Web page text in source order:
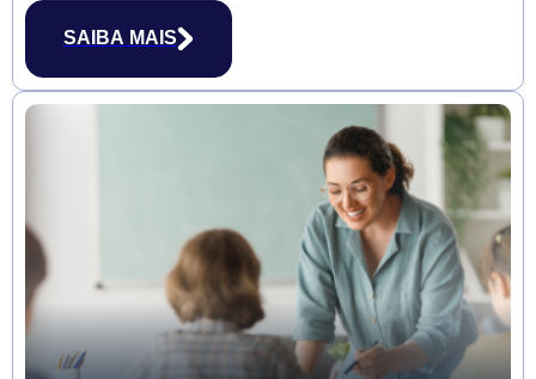
SAIBA MAIS